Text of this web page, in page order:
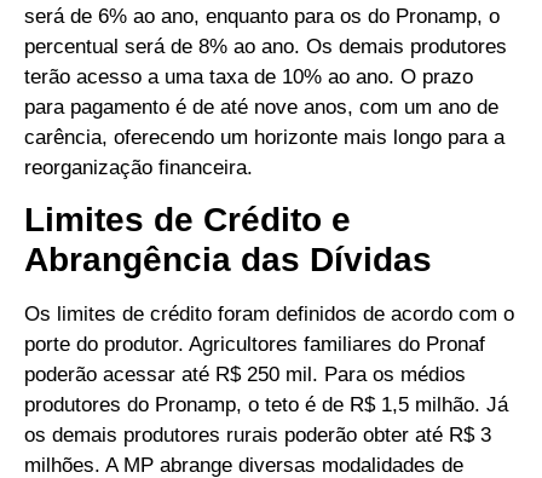
será de 6% ao ano, enquanto para os do Pronamp, o
percentual será de 8% ao ano. Os demais produtores
terão acesso a uma taxa de 10% ao ano. O prazo
para pagamento é de até nove anos, com um ano de
carência, oferecendo um horizonte mais longo para a
reorganização financeira.
Limites de Crédito e
Abrangência das Dívidas
Os limites de crédito foram definidos de acordo com o
porte do produtor. Agricultores familiares do Pronaf
poderão acessar até R$ 250 mil. Para os médios
produtores do Pronamp, o teto é de R$ 1,5 milhão. Já
os demais produtores rurais poderão obter até R$ 3
milhões. A MP abrange diversas modalidades de